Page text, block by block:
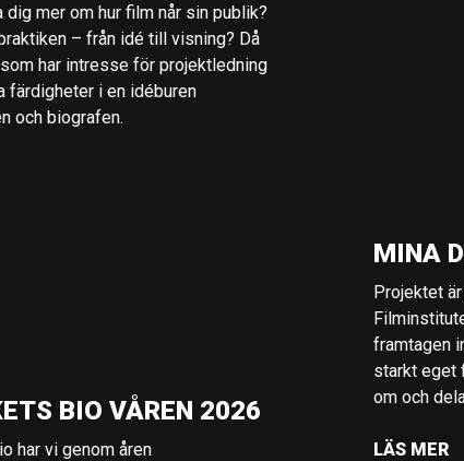
mer om hur film når sin publik?
– från idé till visning? Då
har intresse för projektledning
färdigheter i en idéburen
och biografen.
MINA
Projektet
framtagen
starkt eget
om och
LÄS MER
BIO VÅREN 2026
har vi genom åren